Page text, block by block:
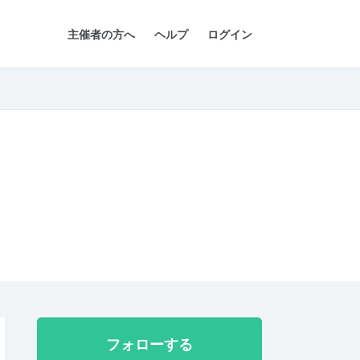
主催者の方へ ヘルプ ログイン
フォローする